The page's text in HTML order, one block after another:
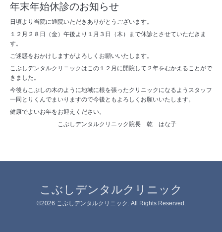
年末年始休診のお知らせ
日頃より当院に通院いただきありがとうございます。
１２月２８日（金）午後より１月３日（木）まで休診とさせていただきま
す。
ご迷惑をおかけしますがよろしくお願いいたします。
こぶしデンタルクリニックはこの１２月に開院して２年をむかえることがで
きました。
今後もこぶしの木のように地域に根を張ったクリニックになるようスタッフ
一同とりくんでまいりますので今後ともよろしくお願いいたします。
健康でよいお年をお迎えください。
こぶしデンタルクリニック院長 乾 はな子
こぶしデンタルクリニック
©2026 こぶしデンタルクリニック . All Rights Reserved.